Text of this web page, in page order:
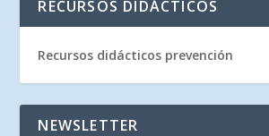
RECURSOS DIDÁCTICOS
Recursos didácticos prevención
NEWSLETTER